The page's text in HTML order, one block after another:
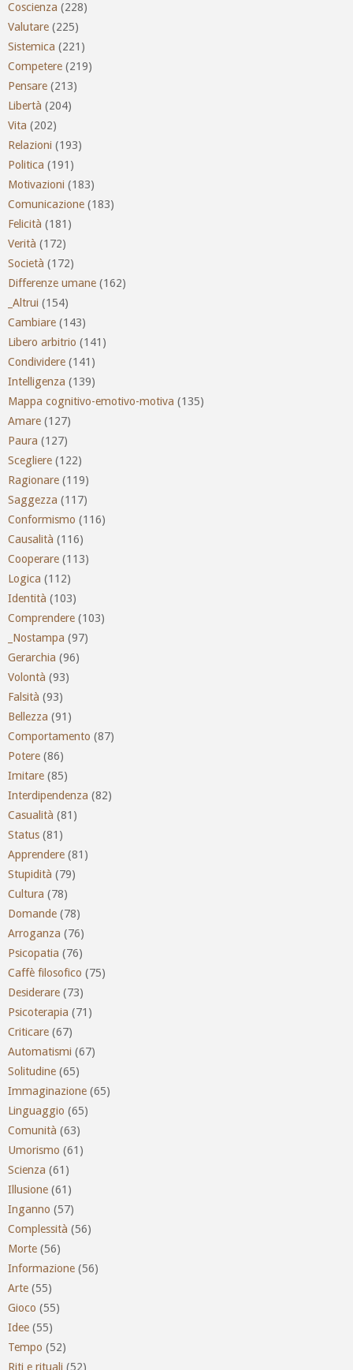
Coscienza (228)
Valutare (225)
Sistemica (221)
Competere (219)
Pensare (213)
Libertà (204)
Vita (202)
Relazioni (193)
Politica (191)
Motivazioni (183)
Comunicazione (183)
Felicità (181)
Verità (172)
Società (172)
Differenze umane (162)
_Altrui (154)
Cambiare (143)
Libero arbitrio (141)
Condividere (141)
Intelligenza (139)
Mappa cognitivo-emotivo-motiva (135)
Amare (127)
Paura (127)
Scegliere (122)
Ragionare (119)
Saggezza (117)
Conformismo (116)
Causalità (116)
Cooperare (113)
Logica (112)
Identità (103)
Comprendere (103)
_Nostampa (97)
Gerarchia (96)
Volontà (93)
Falsità (93)
Bellezza (91)
Comportamento (87)
Potere (86)
Imitare (85)
Interdipendenza (82)
Casualità (81)
Status (81)
Apprendere (81)
Stupidità (79)
Cultura (78)
Domande (78)
Arroganza (76)
Psicopatia (76)
Caffè filosofico (75)
Desiderare (73)
Psicoterapia (71)
Criticare (67)
Automatismi (67)
Solitudine (65)
Immaginazione (65)
Linguaggio (65)
Comunità (63)
Umorismo (61)
Scienza (61)
Illusione (61)
Inganno (57)
Complessità (56)
Morte (56)
Informazione (56)
Arte (55)
Gioco (55)
Idee (55)
Tempo (52)
Riti e rituali (52)